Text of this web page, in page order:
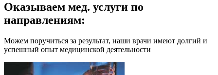
Оказываем мед. услуги по
направлениям:
Можем поручиться за результат, наши врачи имеют долгий и
успешный опыт медицинской деятельности